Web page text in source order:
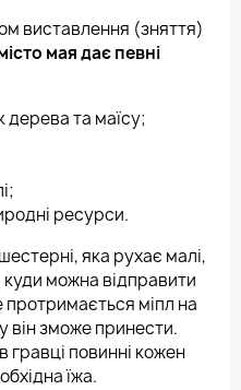
виставлення (зняття)
мая дає певні
та маїсу;
ресурси.
яка рухає малі,
куди можна відправити
протримається міпл на
він зможе принести.
гравці повинні кожен
їжа.